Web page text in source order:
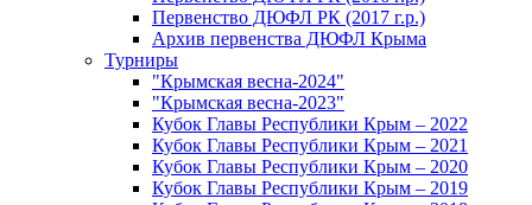
Первенство ДЮФЛ РК (2017 г.р.)
Архив первенства ДЮФЛ Крыма
Турниры
"Крымская весна-2024"
"Крымская весна-2023"
Кубок Главы Республики Крым – 2022
Кубок Главы Республики Крым – 2021
Кубок Главы Республики Крым – 2020
Кубок Главы Республики Крым – 2019